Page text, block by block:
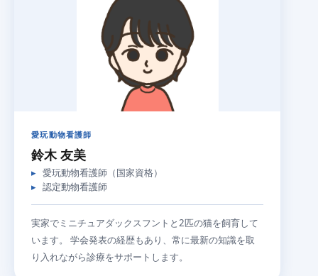
愛玩動物看護師
鈴木 友美
愛玩動物看護師（国家資格）
認定動物看護師
実家でミニチュアダックスフントと2匹の猫を飼育して
います。 学会発表の経歴もあり、常に最新の知識を取
り入れながら診療をサポートします。